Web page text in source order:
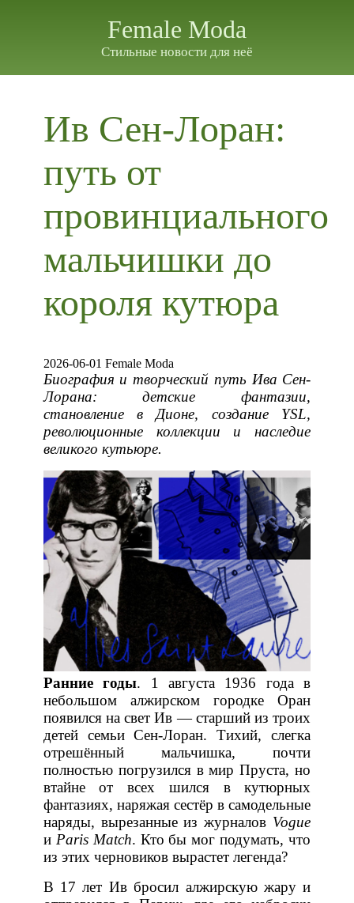
Female Moda
Стильные новости для неё
Ив Сен-Лоран:
путь от
провинциального
мальчишки до
короля кутюра
2026-06-01 Female Moda
Биография и творческий путь Ива Сен-
Лорана: детские фантазии,
становление в Дионе, создание YSL,
революционные коллекции и наследие
великого кутьюре.
Ранние годы. 1 августа 1936 года в
небольшом алжирском городке Оран
появился на свет Ив — старший из троих
детей семьи Сен-Лоран. Тихий, слегка
отрешённый мальчишка, почти
полностью погрузился в мир Пруста, но
втайне от всех шился в кутюрных
фантазиях, наряжая сестёр в самодельные
наряды, вырезанные из журналов Vogue
и Paris Match. Кто бы мог подумать, что
из этих черновиков вырастет легенда?
В 17 лет Ив бросил алжирскую жару и